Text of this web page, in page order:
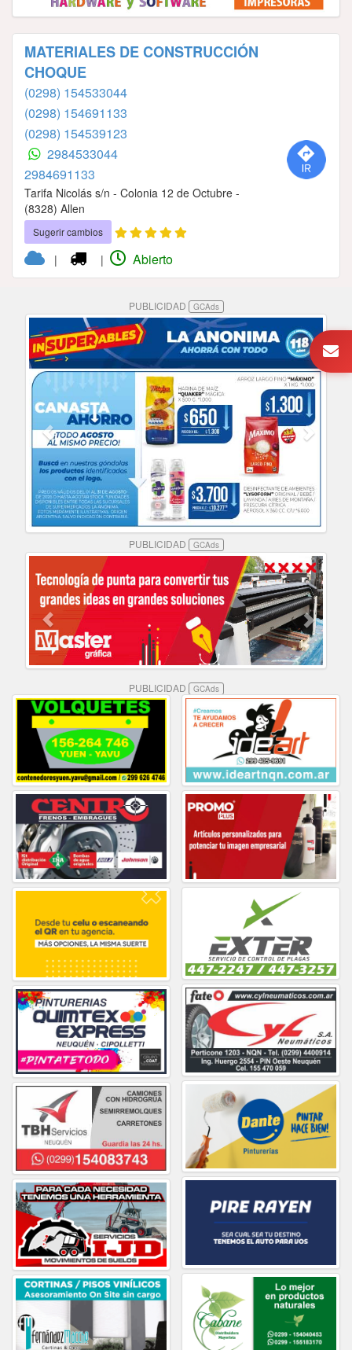
MATERIALES DE CONSTRUCCIÓN
CHOQUE
(0298) 154533044
(0298) 154691133
(0298) 154539123
2984533044
2984691133
Tarifa Nicolás s/n - Colonia 12 de Octubre -
(8328) Allen
Sugerir cambios
| | Abierto
PUBLICIDAD GCAds
PUBLICIDAD GCAds
PUBLICIDAD GCAds